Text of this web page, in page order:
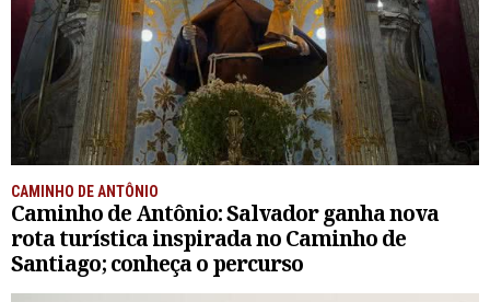
CAMINHO DE ANTÔNIO
Caminho de Antônio: Salvador ganha nova
rota turística inspirada no Caminho de
Santiago; conheça o percurso